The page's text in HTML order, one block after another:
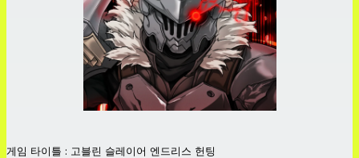
게임 타이틀 : 고블린 슬레이어 엔드리스 헌팅